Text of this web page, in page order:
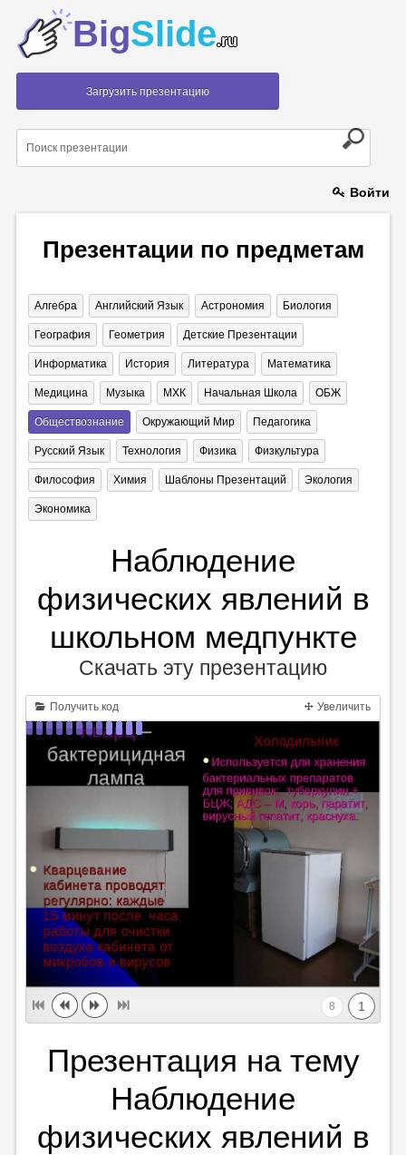
BigSlide.ru
Загрузить презентацию
Войти
Презентации по предметам
Алгебра Английский Язык Астрономия Биология
География Геометрия Детские Презентации
Информатика История Литература Математика
Медицина Музыка МХК Начальная Школа ОБЖ
Обществознание Окружающий Мир Педагогика
Русский Язык Технология Физика Физкультура
Философия Химия Шаблоны Презентаций Экология
Экономика
Наблюдение
физических явлений в
школьном медпункте
Скачать эту презентацию
Получить код Увеличить
1
8
Презентация на тему
Наблюдение
физических явлений в